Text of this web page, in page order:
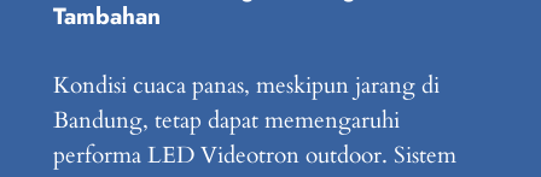
Tambahan
Kondisi cuaca panas, meskipun jarang di
Bandung, tetap dapat memengaruhi
performa LED Videotron outdoor. Sistem